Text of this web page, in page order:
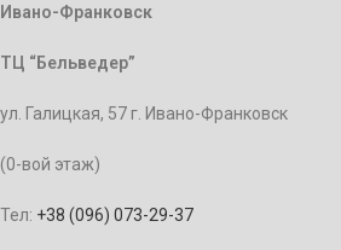
Ивано-Франковск
ТЦ “Бельведер”
ул. Галицкая, 57 г. Ивано-Франковск
(0-вой этаж)
Тел: +38 (096) 073-29-37